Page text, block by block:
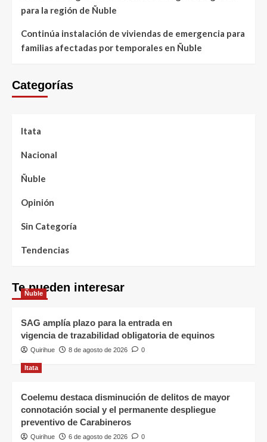
para la región de Ñuble
Continúa instalación de viviendas de emergencia para
familias afectadas por temporales en Ñuble
Categorías
Itata
Nacional
Ñuble
Opinión
Sin Categoría
Tendencias
Te pueden interesar
Ñuble
SAG amplía plazo para la entrada en
vigencia de trazabilidad obligatoria de equinos
Quirihue 8 de agosto de 2026 0
Itata
Coelemu destaca disminución de delitos de mayor
connotación social y el permanente despliegue
preventivo de Carabineros
Quirihue 6 de agosto de 2026 0